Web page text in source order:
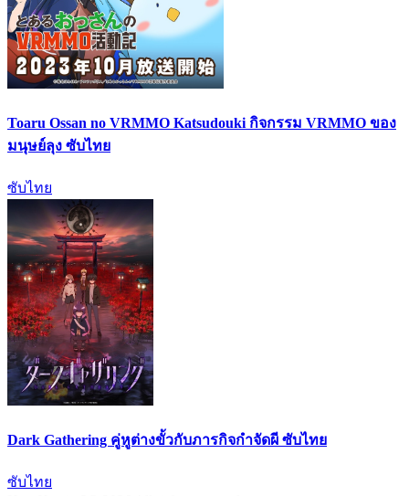
Toaru Ossan no VRMMO Katsudouki กิจกรรม VRMMO ของ
มนุษย์ลุง ซับไทย
ซับไทย
Dark Gathering คู่หูต่างขั้วกับภารกิจกำจัดผี ซับไทย
ซับไทย